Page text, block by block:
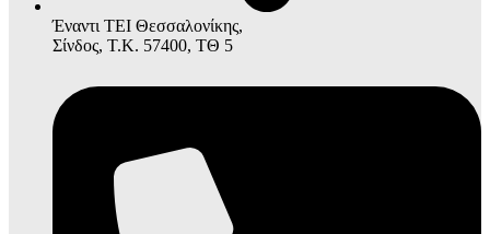
Έναντι ΤΕΙ Θεσσαλονίκης,
Σίνδος, Τ.Κ. 57400, ΤΘ 5